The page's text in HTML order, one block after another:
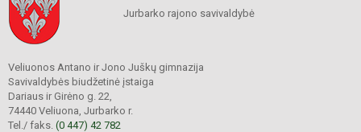
Jurbarko rajono savivaldybė
Veliuonos Antano ir Jono Juškų gimnazija
Savivaldybės biudžetinė įstaiga
Dariaus ir Girėno g. 22,
74440 Veliuona, Jurbarko r.
Tel./ faks. (0 447) 42 782